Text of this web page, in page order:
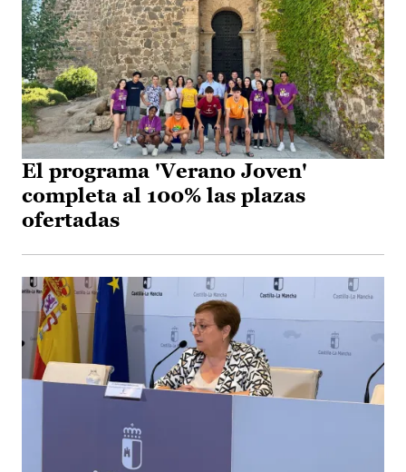
El programa 'Verano Joven'
completa al 100% las plazas
ofertadas